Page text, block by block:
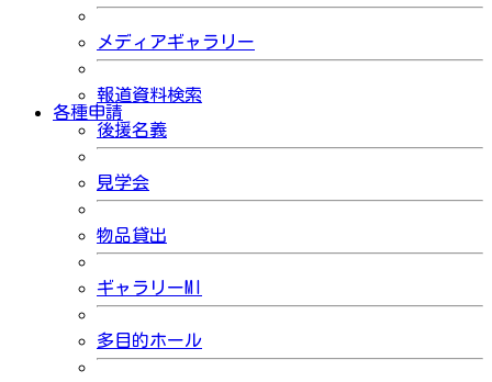
メディアギャラリー
報道資料検索
各種申請
後援名義
見学会
物品貸出
ギャラリーMI
多目的ホール